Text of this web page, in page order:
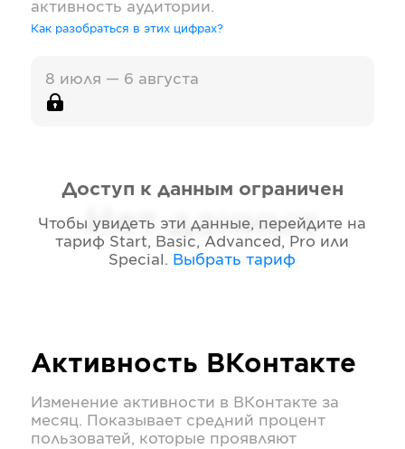
активность аудитории.
Как разобраться в этих цифрах?
8 июля — 6 августа
Нет данных
Доступ к данным ограничен
Чтобы увидеть эти данные, перейдите на
тариф Start, Basic, Advanced, Pro или
Special . Выбрать тариф
Активность ВКонтакте
Изменение активности в ВКонтакте за
месяц. Показывает средний процент
пользоватей, которые проявляют